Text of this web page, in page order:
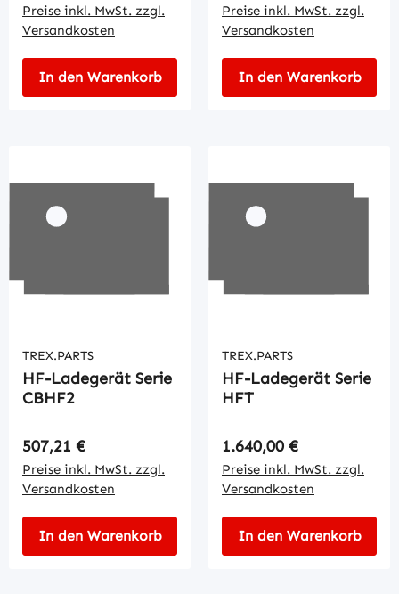
Preise inkl. MwSt. zzgl.
Versandkosten
In den Warenkorb
Preise inkl. MwSt. zzgl.
Versandkosten
In den Warenkorb
TREX.PARTS
HF-Ladegerät Serie
CBHF2
Regulärer Preis:
507,21 €
Preise inkl. MwSt. zzgl.
Versandkosten
In den Warenkorb
TREX.PARTS
HF-Ladegerät Serie
HFT
Regulärer Preis:
1.640,00 €
Preise inkl. MwSt. zzgl.
Versandkosten
In den Warenkorb